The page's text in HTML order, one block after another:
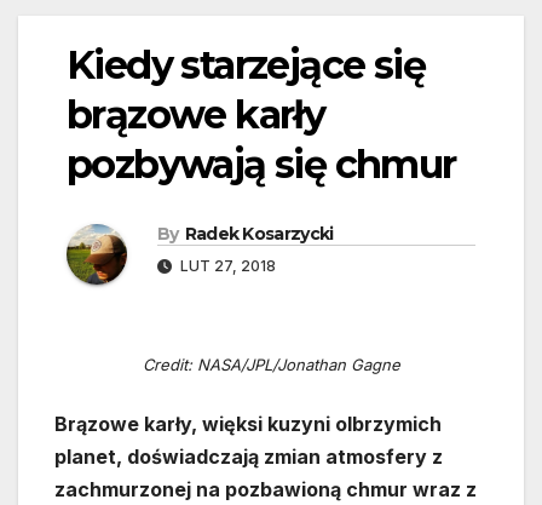
Kiedy starzejące się
brązowe karły
pozbywają się chmur
By Radek Kosarzycki
LUT 27, 2018
Credit: NASA/JPL/Jonathan Gagne
Brązowe karły, więksi kuzyni olbrzymich
planet, doświadczają zmian atmosfery z
zachmurzonej na pozbawioną chmur wraz z